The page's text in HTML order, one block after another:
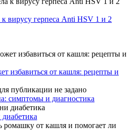
к вирусу герпеса Anti HSV 1 и 2
избавиться от кашля: рецепты и
симптомы и диагностика